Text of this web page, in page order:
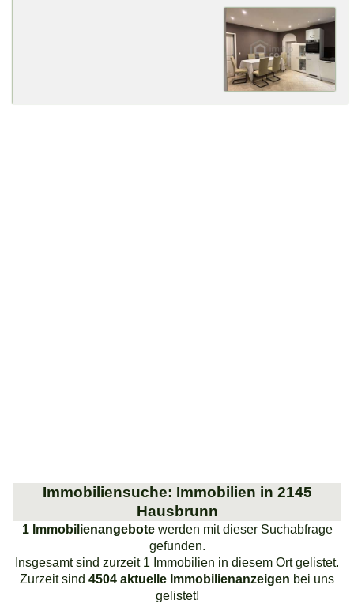
Immobiliensuche: Immobilien in 2145
Hausbrunn
1 Immobilienangebotewerden mit dieser Suchabfrage
gefunden.
Insgesamt sind zurzeit 1 Immobilien in diesem Ort gelistet.
Zurzeit sind 4504 aktuelle Immobilienanzeigen bei uns
gelistet!